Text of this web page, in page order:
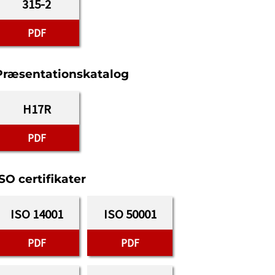
315-2
PDF
H17R
PDF
certifikater
ISO 14001
PDF
ISO 50001
PDF